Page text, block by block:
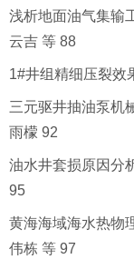
浅析地面油气集输
云吉 等 88
1#井组精细压裂效
三元驱井抽油泵机
雨檬 92
油水井套损原因分
95
黄海海域海水热物
伟栋 等 97